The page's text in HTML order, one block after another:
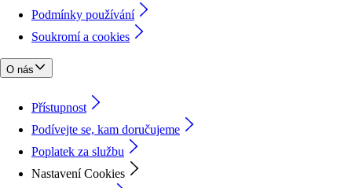
Podmínky používání
Soukromí a cookies
O nás
Přístupnost
Podívejte se, kam doručujeme
Poplatek za službu
Nastavení Cookies